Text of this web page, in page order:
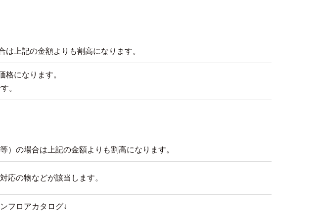
上記の金額よりも割高になります。
格になります。
。
）の場合は上記の金額よりも割高になります。
応の物などが該当します。
フロアカタログ↓